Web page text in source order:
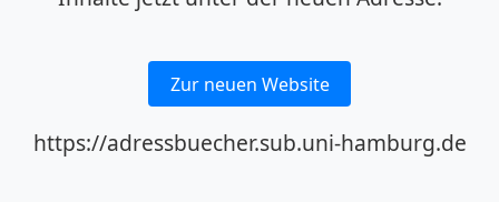
Zur neuen Website
https://adressbuecher.sub.uni-hamburg.de